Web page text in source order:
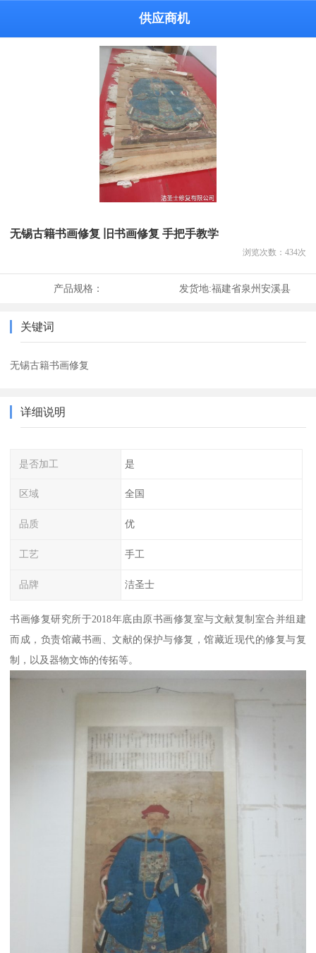
供应商机
无锡古籍书画修复 旧书画修复 手把手教学
浏览次数： 434次
产品规格： 发货地:福建省泉州安溪县
关键词
无锡古籍书画修复
详细说明
是否加工 是
区域 全国
品质 优
工艺 手工
品牌 洁圣士
书画修复研究所于2018年底由原书画修复室与文献复制室合并组建
而成，负责馆藏书画、文献的保护与修复，馆藏近现代的修复与复
制，以及器物文饰的传拓等。